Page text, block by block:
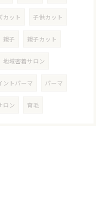
カット 子供カット
親子 親子カット
地域密着サロン
ントパーマ パーマ
ロン 育毛